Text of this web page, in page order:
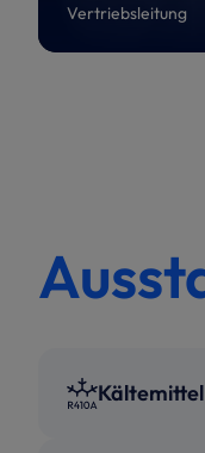
Vertriebsleitung